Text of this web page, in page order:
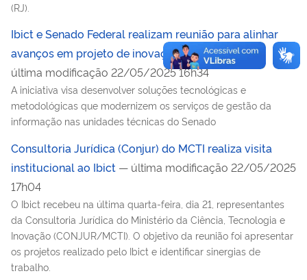
(RJ).
Ibict e Senado Federal realizam reunião para alinhar
avanços em projeto de inovação informacional—
última modificação 22/05/2025 16h34
A iniciativa visa desenvolver soluções tecnológicas e
metodológicas que modernizem os serviços de gestão da
informação nas unidades técnicas do Senado
Consultoria Jurídica (Conjur) do MCTI realiza visita
institucional ao Ibict — última modificação 22/05/2025
17h04
O Ibict recebeu na última quarta-feira, dia 21, representantes
da Consultoria Jurídica do Ministério da Ciência, Tecnologia e
Inovação (CONJUR/MCTI). O objetivo da reunião foi apresentar
os projetos realizado pelo Ibict e identificar sinergias de
trabalho.